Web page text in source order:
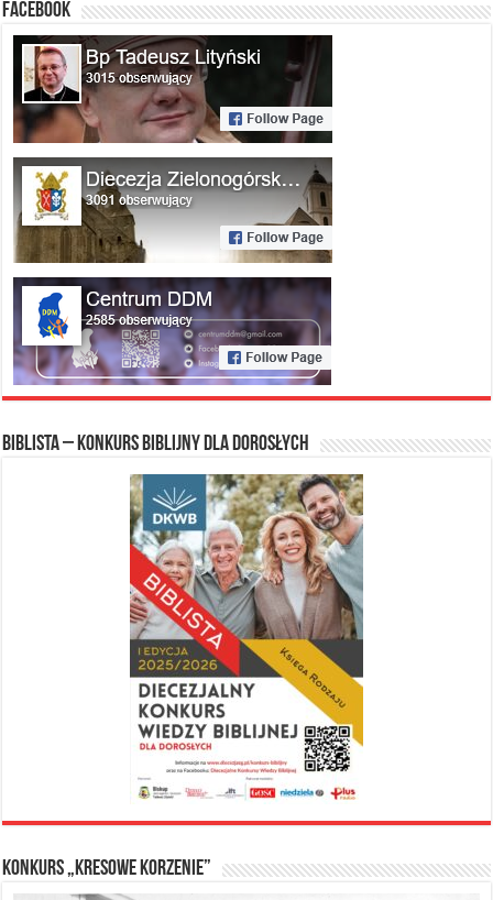
FACEBOOK
Biblista – konkurs biblijny dla dorosłych
Konkurs „Kresowe Korzenie”